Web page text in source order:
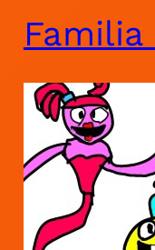
Familia